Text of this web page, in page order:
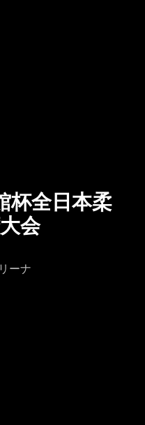
杯全日本柔
会
ーナ